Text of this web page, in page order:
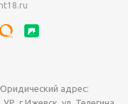
адрес: